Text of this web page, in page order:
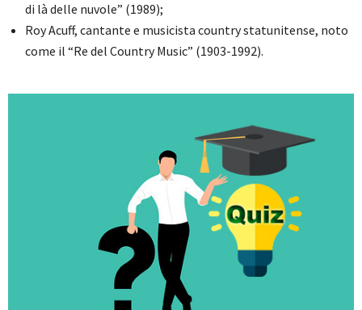
di là delle nuvole” (1989);
Roy Acuff, cantante e musicista country statunitense, noto
come il “Re del Country Music” (1903-1992).